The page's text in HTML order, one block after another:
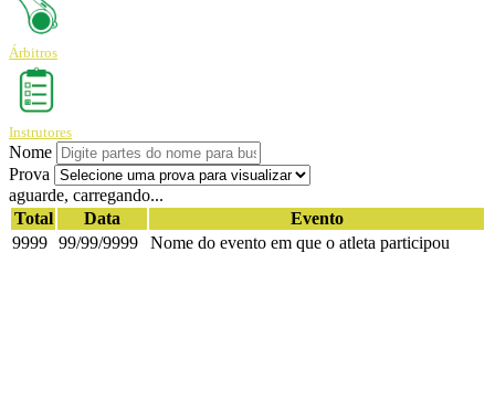
Árbitros
Instrutores
Nome
Prova
aguarde, carregando...
Total
Data
Evento
9999 99/99/9999 Nome do evento em que o atleta participou